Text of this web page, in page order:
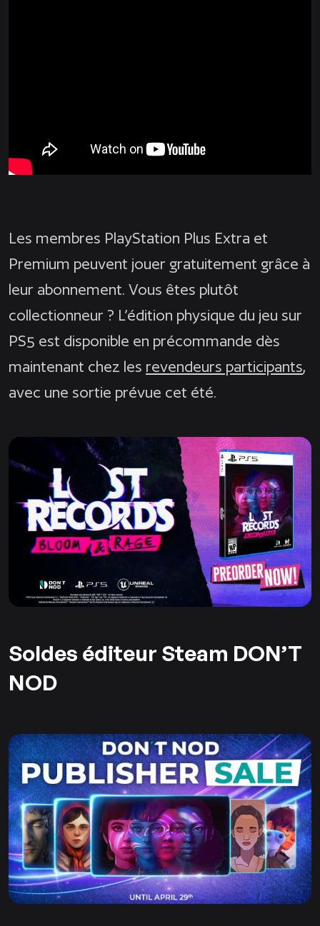
Les membres PlayStation Plus Extra et
Premium peuvent jouer gratuitement grâce à
leur abonnement. Vous êtes plutôt
collectionneur ? L’édition physique du jeu sur
PS5 est disponible en précommande dès
maintenant chez les revendeurs participants,
avec une sortie prévue cet été.
Soldes éditeur Steam DON’T
NOD